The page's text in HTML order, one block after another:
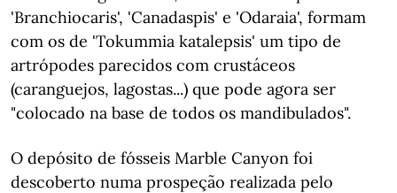
'Branchiocaris', 'Canadaspis' e 'Odaraia', formam
com os de 'Tokummia katalepsis' um tipo de
artrópodes parecidos com crustáceos
(caranguejos, lagostas...) que pode agora ser
"colocado na base de todos os mandibulados".
O depósito de fósseis Marble Canyon foi
descoberto numa prospeção realizada pelo